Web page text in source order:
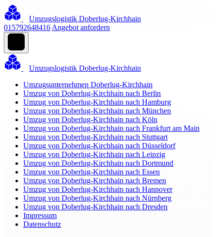
Umzugslogistik Doberlug-Kirchhain
015792648416 Angebot anfordern
Umzugslogistik Doberlug-Kirchhain
Umzugsunternehmen Doberlug-Kirchhain
Umzug von Doberlug-Kirchhain nach Berlin
Umzug von Doberlug-Kirchhain nach Hamburg
Umzug von Doberlug-Kirchhain nach München
Umzug von Doberlug-Kirchhain nach Köln
Umzug von Doberlug-Kirchhain nach Frankfurt am Main
Umzug von Doberlug-Kirchhain nach Stuttgart
Umzug von Doberlug-Kirchhain nach Düsseldorf
Umzug von Doberlug-Kirchhain nach Leipzig
Umzug von Doberlug-Kirchhain nach Dortmund
Umzug von Doberlug-Kirchhain nach Essen
Umzug von Doberlug-Kirchhain nach Bremen
Umzug von Doberlug-Kirchhain nach Hannover
Umzug von Doberlug-Kirchhain nach Nürnberg
Umzug von Doberlug-Kirchhain nach Dresden
Impressum
Datenschutz